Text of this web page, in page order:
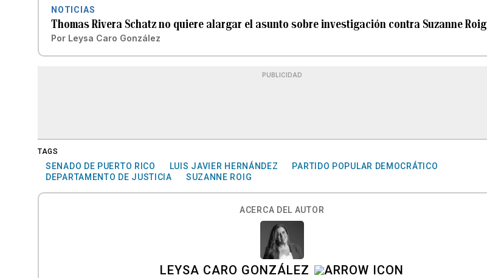
NOTICIAS
Thomas Rivera Schatz no quiere alargar el asunto sobre investigación contra Suzanne Roig
Por Leysa Caro González
PUBLICIDAD
TAGS
SENADO DE PUERTO RICO LUIS JAVIER HERNÁNDEZ
PARTIDO POPULAR DEMOCRÁTICO
DEPARTAMENTO DE JUSTICIA
SUZANNE ROIG
ACERCA DEL AUTOR
LEYSA CARO GONZÁLEZ